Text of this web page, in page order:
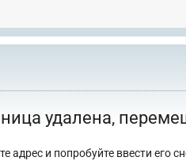
удалена,
адрес и попробуйте ввести его